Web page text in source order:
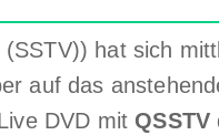
(SSTV)) hat sich
auf das
DVD mit QSSTV